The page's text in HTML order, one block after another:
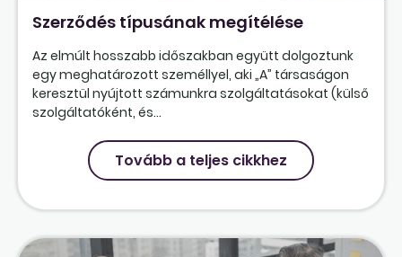
Szerződés típusának megítélése
Az elmúlt hosszabb időszakban együtt dolgoztunk
egy meghatározott személlyel, aki „A” társaságon
keresztül nyújtott számunkra szolgáltatásokat (külső
szolgáltatóként, és...
Tovább a teljes cikkhez